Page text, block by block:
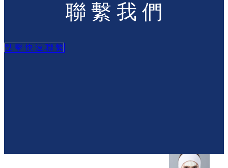
聯 繫 我 們
點 擊 快 速 聯 繫